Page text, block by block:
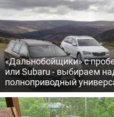
«Дальнобойщики» с
или Subaru - выбираем
полноприводный